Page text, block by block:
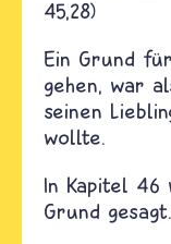
45,28)
Ein Grund für
gehen, war
seinen
wollte.
In Kapitel 46
Grund